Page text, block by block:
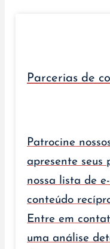
Parcerias de
Patrocine
apresente seus
nossa lista de
conteúdo
Entre em
uma análise